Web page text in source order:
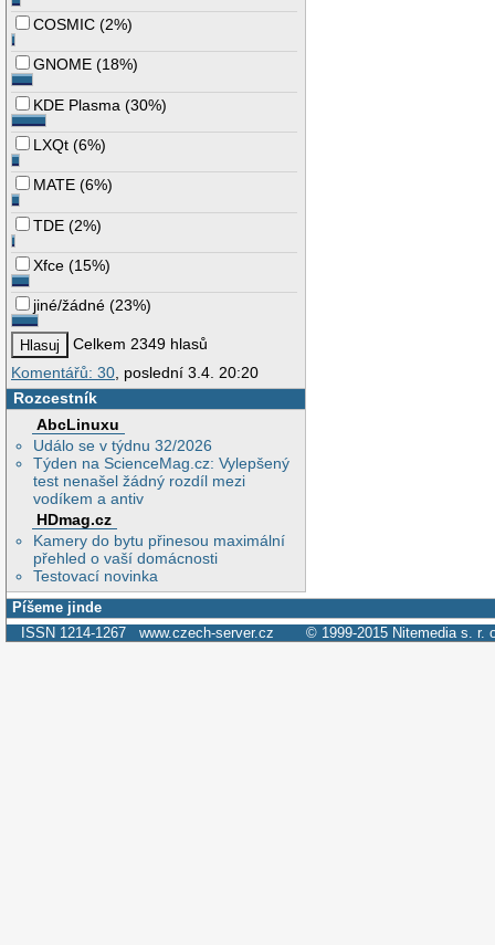
COSMIC (2%)
GNOME (18%)
KDE Plasma (30%)
LXQt (6%)
MATE (6%)
TDE (2%)
Xfce (15%)
jiné/žádné (23%)
Celkem 2349 hlasů
Komentářů: 30 , poslední 3.4. 20:20
Rozcestník
AbcLinuxu
Událo se v týdnu 32/2026
Týden na ScienceMag.cz: Vylepšený
test nenašel žádný rozdíl mezi
vodíkem a antiv
HDmag.cz
Kamery do bytu přinesou maximální
přehled o vaší domácnosti
Testovací novinka
Píšeme jinde
ISSN 1214-1267 www.czech-server.cz © 1999-2015 Nitemedia s. r.